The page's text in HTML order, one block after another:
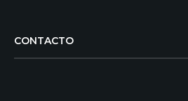
CONTACTO